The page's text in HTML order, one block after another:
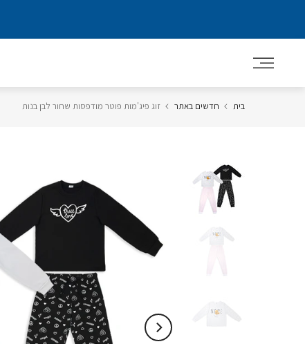
בית חדשים באתר זוג פיג'מות פוטר מודפסות שחור לבן בנות